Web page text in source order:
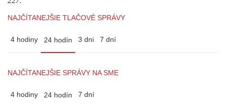
NAJČÍTANEJŠIE TLAČOVÉ SPRÁVY
4 hodiny 24 hodín 3 dni 7 dní
NAJČÍTANEJŠIE SPRÁVY NA SME
4 hodiny 24 hodín 7 dní